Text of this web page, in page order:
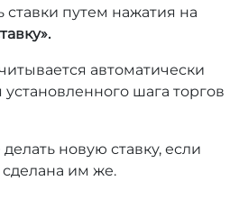
ставки путем нажатия на
автоматически
шага торгов
новую ставку, если
им же.